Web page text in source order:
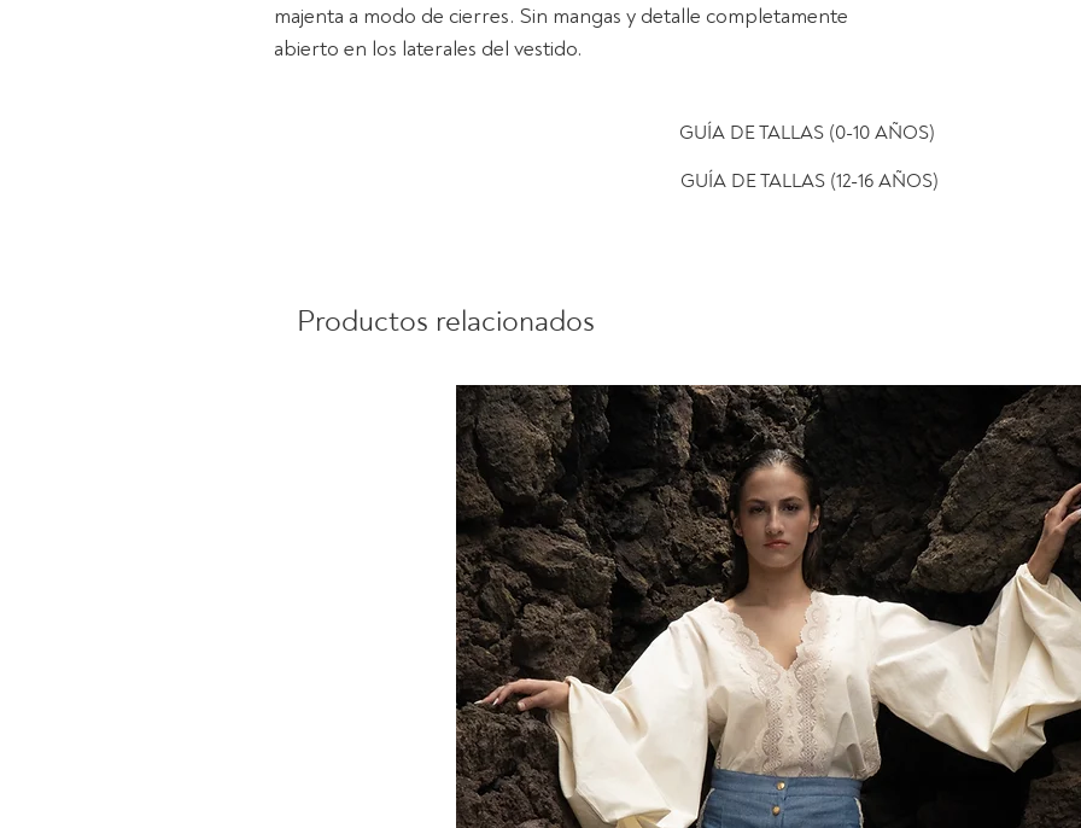
majenta a modo de cierres. Sin mangas y detalle completamente
abierto en los laterales del vestido.
GUÍA DE TALLAS (0-10 AÑOS)
GUÍA DE TALLAS (12-16 AÑOS)
Productos relacionados